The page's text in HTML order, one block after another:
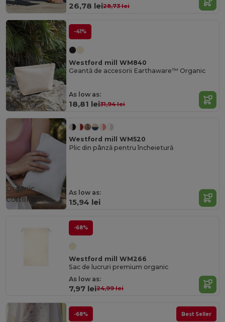
26,78 lei28,73 lei
Cotton
-41%
Westford mill WM840
Geantă de accesorii Earthaware™ Organic
As low as:
18,81 lei31,94 lei
Westford mill WM520
Plic din pânză pentru încheietură
As low as:
15,94 lei
Organic
Cotton
-68%
Westford mill WM266
Sac de lucruri premium organic
As low as:
7,97 lei24,99 lei
-68% Best Seller